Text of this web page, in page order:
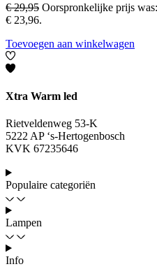
€29,95 Oorspronkelijke prijs
€ 23,96.
Toevoegen aan winkelwagen
Xtra Warm led
Rietveldenweg 53-K
5222 AP ‘s-Hertogenbosch
KVK 67235646
Populaire categoriën
Lampen
Info